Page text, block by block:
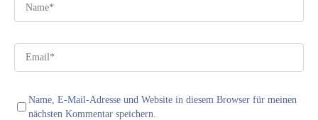
Name, E-Mail-Adresse und Website in diesem Browser für meinen
nächsten Kommentar speichern.